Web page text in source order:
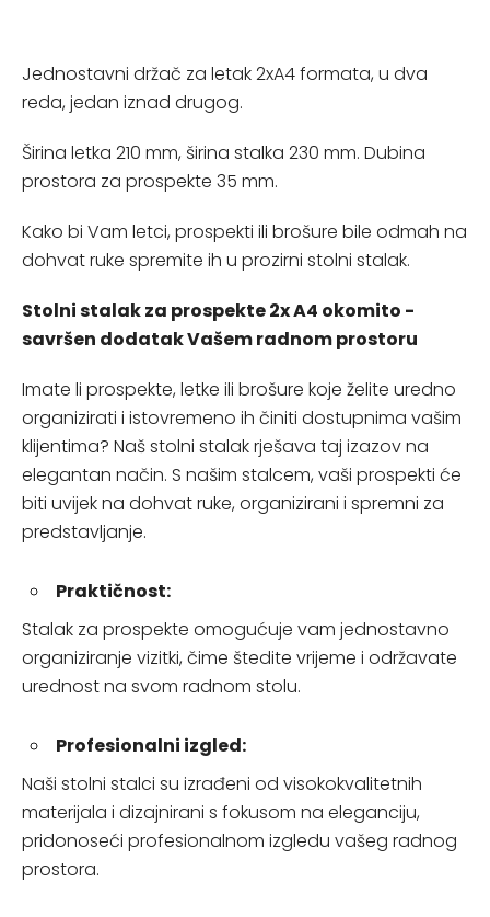
Jednostavni držač za letak 2xA4 formata, u dva
reda, jedan iznad drugog.
Širina letka 210 mm, širina stalka 230 mm. Dubina
prostora za prospekte 35 mm.
Kako bi Vam letci, prospekti ili brošure bile odmah na
dohvat ruke spremite ih u prozirni stolni stalak.
Stolni stalak za prospekte 2x A4 okomito -
savršen dodatak Vašem radnom prostoru
Imate li prospekte, letke ili brošure koje želite uredno
organizirati i istovremeno ih činiti dostupnima vašim
klijentima? Naš stolni stalak rješava taj izazov na
elegantan način. S našim stalcem, vaši prospekti će
biti uvijek na dohvat ruke, organizirani i spremni za
predstavljanje.
Praktičnost:
Stalak za prospekte omogućuje vam jednostavno
organiziranje vizitki, čime štedite vrijeme i održavate
urednost na svom radnom stolu.
Profesionalni izgled:
Naši stolni stalci su izrađeni od visokokvalitetnih
materijala i dizajnirani s fokusom na eleganciju,
pridonoseći profesionalnom izgledu vašeg radnog
prostora.